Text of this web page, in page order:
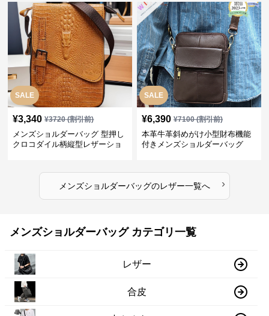
SALE
¥3,340 ¥3720(割引前)
メンズショルダーバッグ 型押し
クロコダイル柄縦型レザーショ
SALE
¥6,390 ¥7100(割引前)
本革牛革斜めがけ小型財布機能
付きメンズショルダーバッグ
メンズショルダーバッグのレザー一覧へ ›
メンズショルダーバッグ カテゴリ一覧
レザー
合皮